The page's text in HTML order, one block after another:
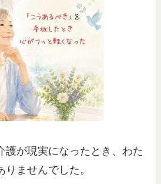
護が現実になったとき、わた
りませんでした。